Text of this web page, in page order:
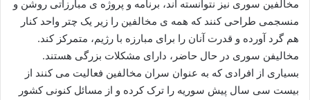
مخالفین سوری نیز نتوانسته اند، برنامه و پروژه ی مبارزاتی روشن و
منسجمی طراحی کنند که همه ی مخالفین را زیر یک چتر واحد کنار
هم گرد آورده و قدرت آنان را برای مبارزه با رژیم، متمرکز کند.
مخالیفن سوری در حال حاضر، دارای مشکلات بزرگی هستند.
بسیاری از افرادی که به عنوان سران مخالفین فعالیت می کنند از
بیست سی سال پیش سوریه را ترک کرده و از مسائل کنونی کشور